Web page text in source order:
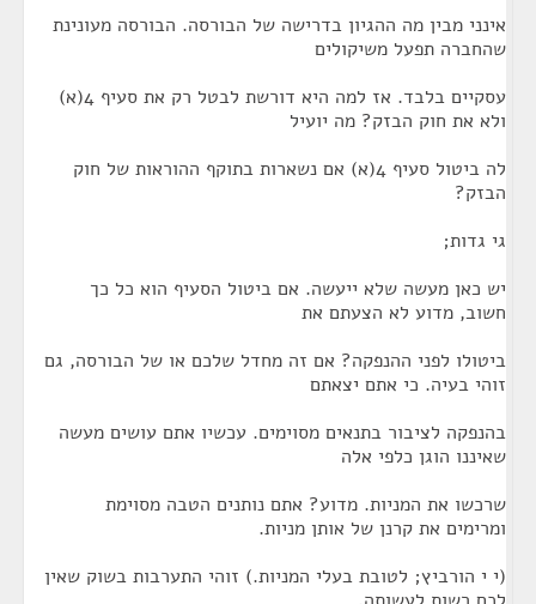
אינני מבין מה ההגיון בדרישה של הבורסה. הבורסה מעונינת
שהחברה תפעל משיקולים
עסקיים בלבד. אז למה היא דורשת לבטל רק את סעיף 4(א)
ולא את חוק הבזק? מה יועיל
לה ביטול סעיף 4(א) אם נשארות בתוקף ההוראות של חוק
הבזק?
גי גדות;
יש כאן מעשה שלא ייעשה. אם ביטול הסעיף הוא כל כך
חשוב, מדוע לא הצעתם את
ביטולו לפני ההנפקה? אם זה מחדל שלכם או של הבורסה, גם
זוהי בעיה. כי אתם יצאתם
בהנפקה לציבור בתנאים מסוימים. עכשיו אתם עושים מעשה
שאיננו הוגן כלפי אלה
שרכשו את המניות. מדוע? אתם נותנים הטבה מסוימת
ומרימים את קרנן של אותן מניות.
(י י הורביץ; לטובת בעלי המניות.) זוהי התערבות בשוק שאין